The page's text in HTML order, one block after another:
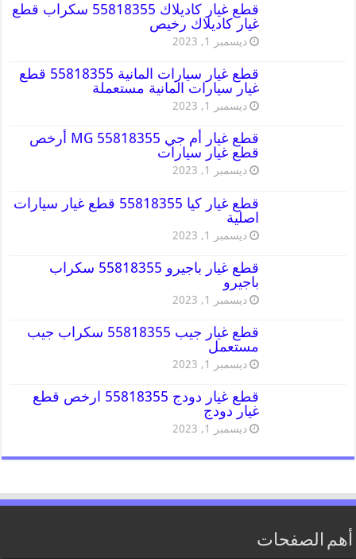
قطع غيار كاديلاك 55818355 سكراب قطع
غيار كاديلاك رخيص
ديسمبر 1, 2023
قطع غيار سيارات المانية 55818355 قطع
غيار سيارات المانية مستعملة
ديسمبر 1, 2023
قطع غيار أم جي MG 55818355 أرخص
قطع غيار سيارات
ديسمبر 1, 2023
قطع غيار كيا 55818355 قطع غيار سيارات
اصلية
ديسمبر 1, 2023
قطع غيار باجيرو 55818355 سكراب
باجيرو
ديسمبر 1, 2023
قطع غيار جيب 55818355 سكراب جيب
مستعمل
ديسمبر 1, 2023
قطع غيار دودج 55818355 ارخص قطع
غيار دودج
ديسمبر 1, 2023
أهم الصفحات